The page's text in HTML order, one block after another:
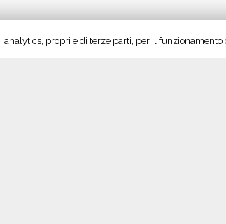
propri e di terze parti, per il